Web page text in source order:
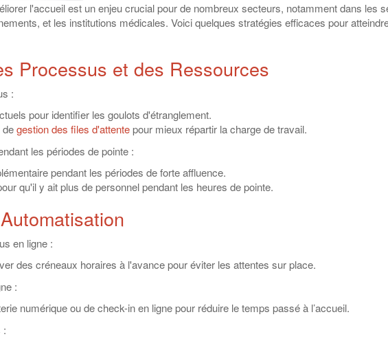
l'accueil est un enjeu crucial pour de nombreux secteurs, notamment dans les
et les institutions médicales. Voici quelques stratégies efficaces pour
Processus et des Ressources
:
pour identifier les goulots d'étranglement.
gestion des files d'attentepour mieux répartir la charge de travail.
les périodes de pointe :
pendant les périodes de forte affluence.
qu'il y ait plus de personnel pendant les heures de pointe.
en ligne :
des créneaux horaires à l'avance pour éviter les attentes sur place.
:
numérique ou de check-in en ligne pour réduire le temps passé à l’accueil.
: